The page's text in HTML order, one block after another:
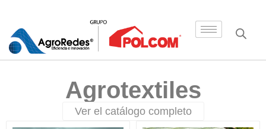
Agrotextiles
Ver el catálogo completo